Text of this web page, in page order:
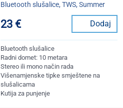
Bluetooth slušalice, TWS, Summer
23 € Dodaj
Bluetooth slušalice
Radni domet: 10 metara
Stereo ili mono način rada
Višenamjenske tipke smještene na
slušalicama
Kutija za punjenje